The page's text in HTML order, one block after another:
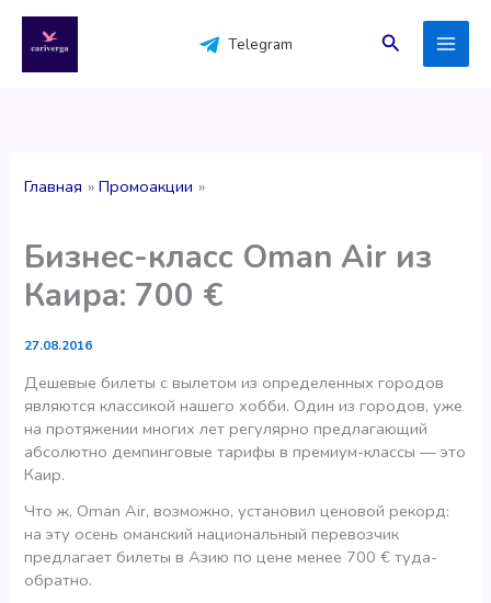
содержимому
Telegram Поиск
Главная Промоакции
Бизнес-класc Oman Air из
Каира: 700 €
27.08.2016
Дешевые билеты с вылетом из определенных городов
являются классикой нашего хобби. Один из городов, уже
на протяжении многих лет регулярно предлагающий
абсолютно демпинговые тарифы в премиум-классы — это
Каир.
Что ж, Oman Air, возможно, установил ценовой рекорд:
на эту осень оманский национальный перевозчик
предлагает билеты в Азию по цене менее 700 € туда-
обратно.